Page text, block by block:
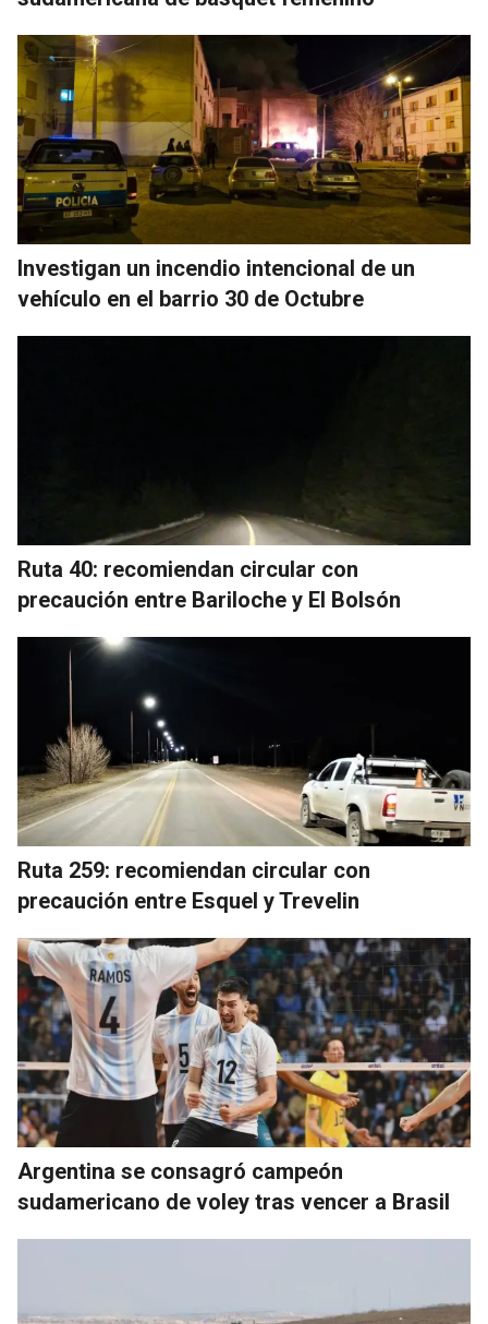
Investigan un incendio intencional de un
vehículo en el barrio 30 de Octubre
Ruta 40: recomiendan circular con
precaución entre Bariloche y El Bolsón
Ruta 259: recomiendan circular con
precaución entre Esquel y Trevelin
Argentina se consagró campeón
sudamericano de voley tras vencer a Brasil